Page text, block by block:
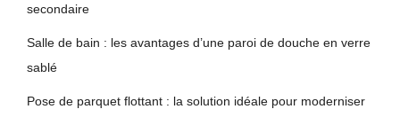
secondaire
Salle de bain : les avantages d’une paroi de douche en verre
sablé
Pose de parquet flottant : la solution idéale pour moderniser